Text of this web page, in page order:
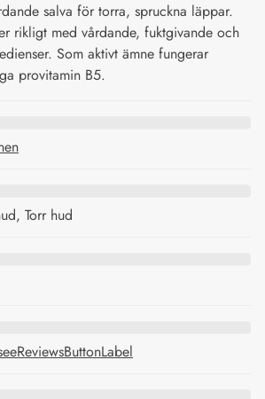
salva för torra, spruckna läppar.
rikligt med vårdande, fuktgivande och
Som aktivt ämne fungerar
provitamin B5.
Torr hud